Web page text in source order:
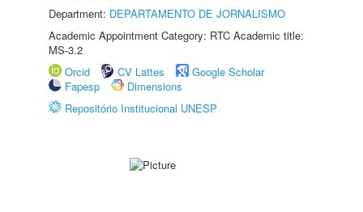
Department: DEPARTAMENTO DE JORNALISMO
Academic Appointment Category: RTC Academic title:
MS-3.2
Orcid
CV Lattes
Google Scholar
Fapesp
Dimensions
Repositório Institucional UNESP